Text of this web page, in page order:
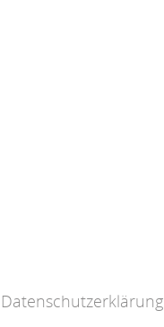
Datenschutzerklärung